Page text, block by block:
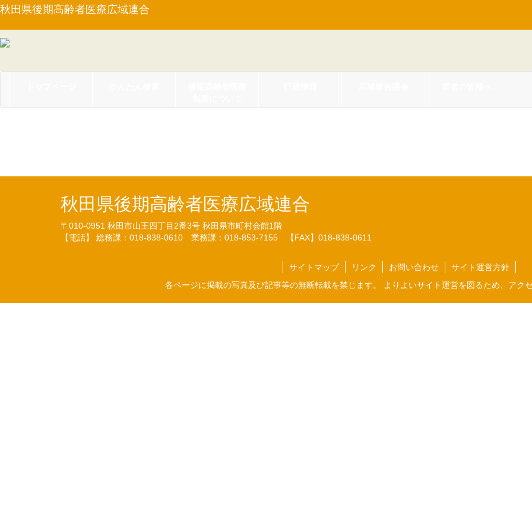
秋田県後期高齢者医療広域連合
秋田県後期高齢者医療広域連合
〒010-0951 秋田市山王四丁目2番3号 秋田県市町村会館1階
【電話】 総務課：018-838-0610 業務課：018-853-7155 【FAX】018-838-0611
サイトマップ リンク お問い合わせ
サイト運営方針
各ページに掲載の写真及び記事等の無断転載を禁じます。 よりよいサイト運営を図るため、アク